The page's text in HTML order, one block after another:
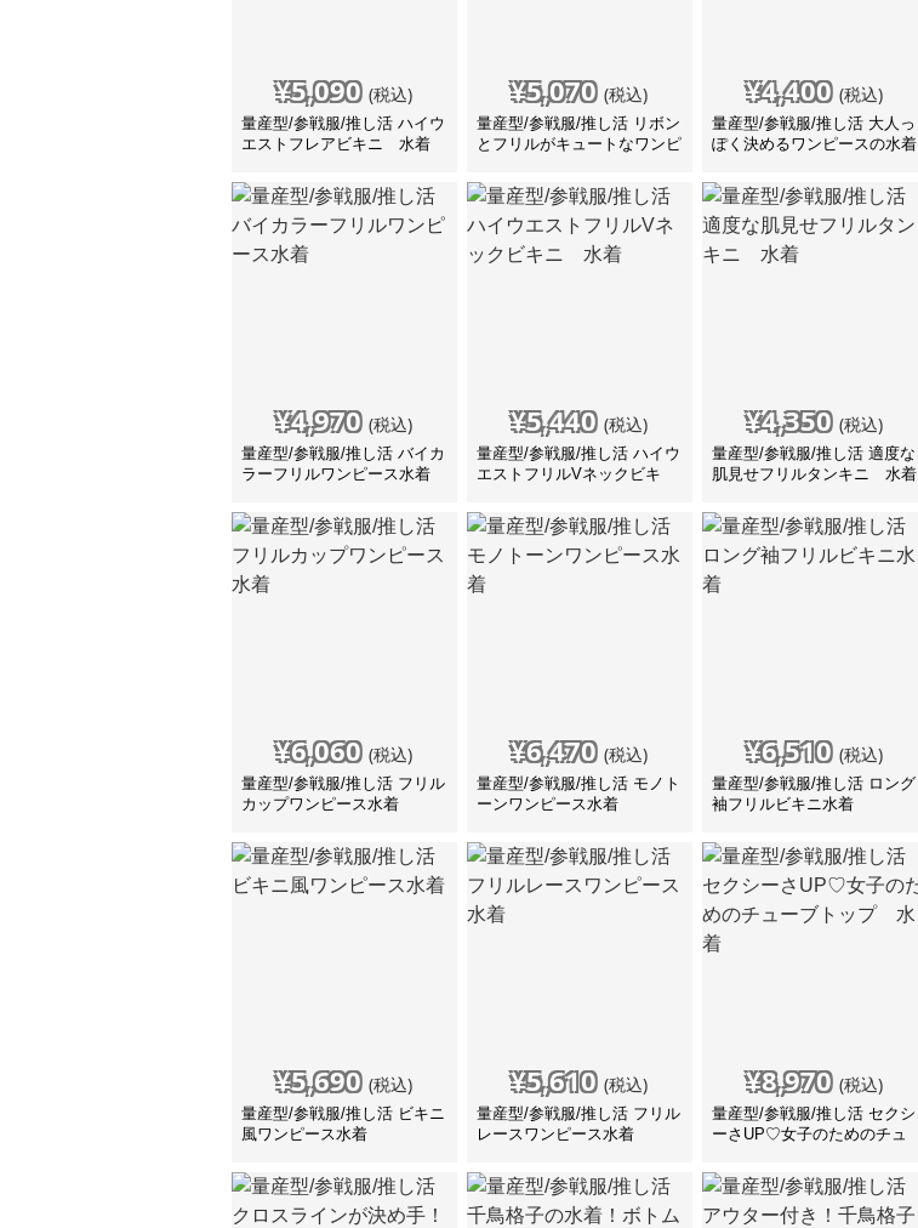
¥5,090 (税込)
量産型/参戦服/推し活 ハイウ
エストフレアビキニ 水着
¥5,070 (税込)
量産型/参戦服/推し活 リボン
とフリルがキュートなワンピ
¥4,400 (税込)
量産型/参戦服/推し活 大人っ
ぽく決めるワンピースの水着
¥4,970 (税込)
量産型/参戦服/推し活 バイカ
ラーフリルワンピース水着
¥5,440 (税込)
量産型/参戦服/推し活 ハイウ
エストフリルVネックビキ
¥4,350 (税込)
量産型/参戦服/推し活 適度な
肌見せフリルタンキニ 水着
¥6,060 (税込)
量産型/参戦服/推し活 フリル
カップワンピース水着
¥6,470 (税込)
量産型/参戦服/推し活 モノト
ーンワンピース水着
¥6,510 (税込)
量産型/参戦服/推し活 ロング
袖フリルビキニ水着
¥5,690 (税込)
量産型/参戦服/推し活 ビキニ
風ワンピース水着
¥5,610 (税込)
量産型/参戦服/推し活 フリル
レースワンピース水着
¥8,970 (税込)
量産型/参戦服/推し活 セクシ
ーさUP♡女子のためのチュ